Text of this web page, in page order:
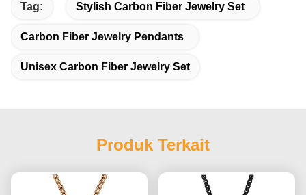
Tag: Stylish Carbon Fiber Jewelry Set
Carbon Fiber Jewelry Pendants
Unisex Carbon Fiber Jewelry Set
Produk Terkait